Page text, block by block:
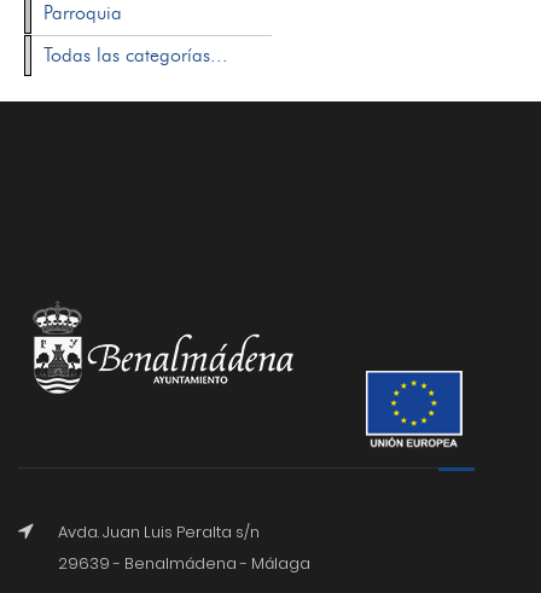
Parroquia
Todas las categorías...
Avda. Juan Luis Peralta s/n
29639 - Benalmádena - Málaga